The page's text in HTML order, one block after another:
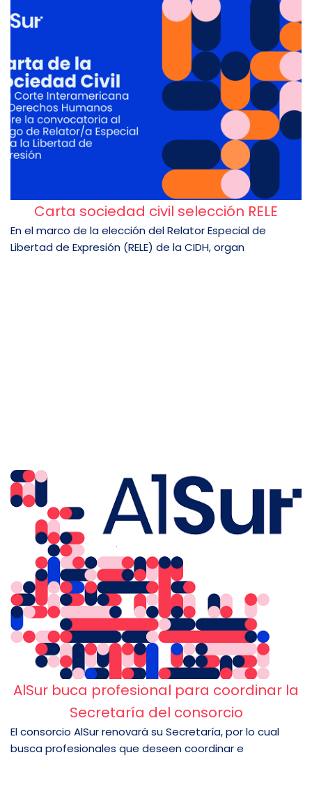
Carta sociedad civil selección RELE
En el marco de la elección del Relator Especial de
Libertad de Expresión (RELE) de la CIDH, organ
AlSur buca profesional para coordinar la
Secretaría del consorcio
El consorcio AlSur renovará su Secretaría, por lo cual
busca profesionales que deseen coordinar e